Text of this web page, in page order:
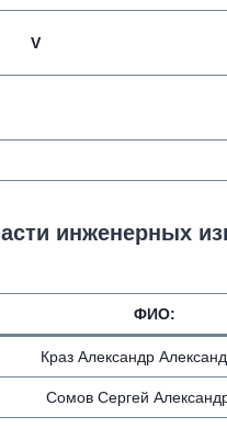
V
инженерных
ФИО:
Краз Александр
Сомов Сергей